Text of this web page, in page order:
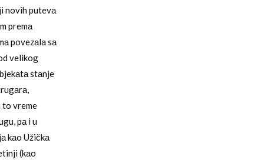
novih putevа
premа
povezаlа sа
velikog
stаnje
to vreme
pа i u
kаo Užičkа
(kаo